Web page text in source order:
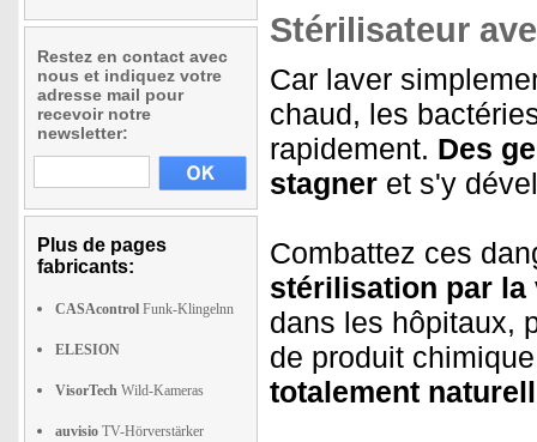
Restez en contact avec
nous et indiquez votre
adresse mail pour
recevoir notre
newsletter:
Plus de pages
fabricants:
CASAcontrol Funk-Klingelnn
ELESION
VisorTech Wild-Kameras
auvisio TV-Hörverstärker
Stérilisateur
Car laver
chaud, les
rapidement. Des
stagner et s'y
Combattez ces
stérilisation par la
dans les hôpitaux,
de produit
totalement